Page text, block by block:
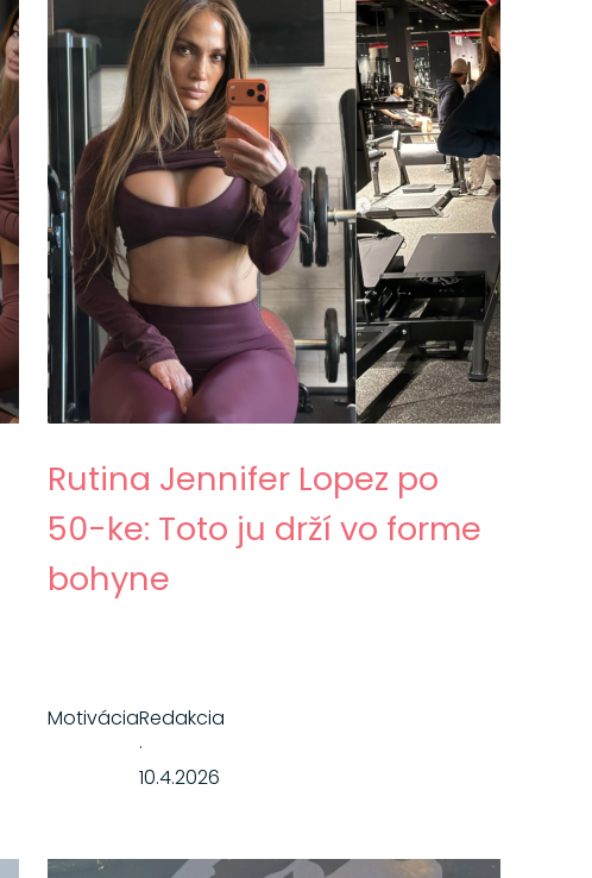
Rutina Jennifer Lopez po
50-ke: Toto ju drží vo forme
bohyne
MotiváciaRedakcia
·
10.4.2026